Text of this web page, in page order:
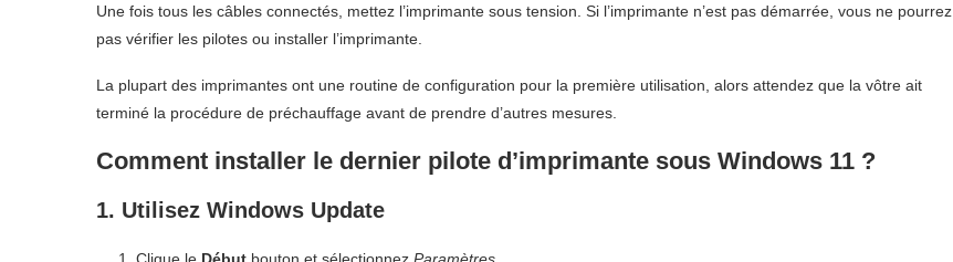
Une fois tous les câbles connectés, mettez l’imprimante sous tension. Si l’imprimante n’est pas démarrée, vous ne pourrez
pas vérifier les pilotes ou installer l’imprimante.
La plupart des imprimantes ont une routine de configuration pour la première utilisation, alors attendez que la vôtre ait
terminé la procédure de préchauffage avant de prendre d’autres mesures.
Comment installer le dernier pilote d’imprimante sous Windows 11 ?
1. Utilisez Windows Update